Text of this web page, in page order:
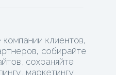
компании клиентов,
собирайте
сохраняйте
маркетингу,